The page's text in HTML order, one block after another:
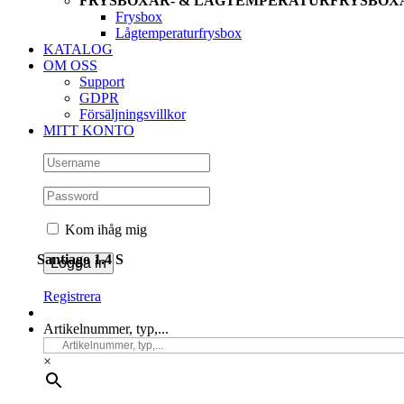
Frysbox
Lågtemperaturfrysbox
KATALOG
OM OSS
Support
GDPR
Försäljningsvillkor
MITT KONTO
Kom ihåg mig
Registrera
Artikelnummer, typ,...
×
Santiago 1.4 S